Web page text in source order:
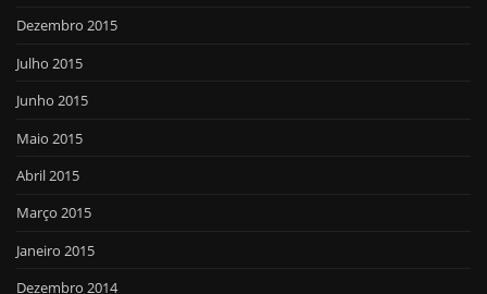
Dezembro 2015
Julho 2015
Junho 2015
Maio 2015
Abril 2015
Março 2015
Janeiro 2015
Dezembro 2014